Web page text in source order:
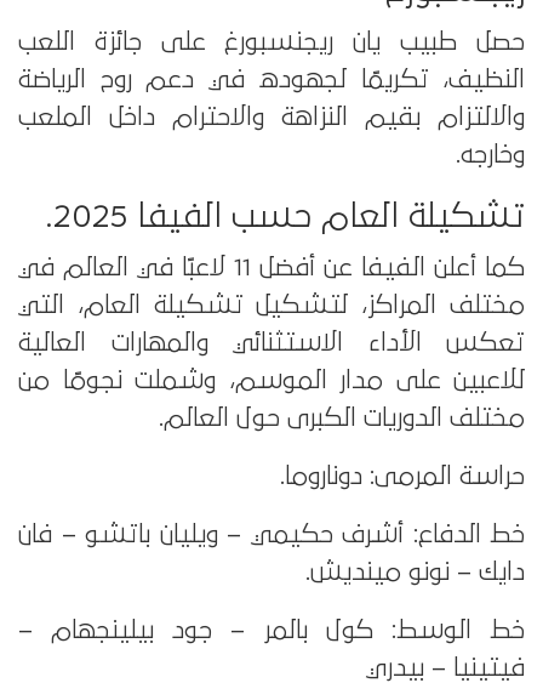
حصل طبيب يان ريجنسبورغ على جائزة اللعب
النظيف، تكريمًا لجهوده في دعم روح الرياضة
والالتزام بقيم النزاهة والاحترام داخل الملعب
وخارجه.
تشكيلة العام حسب الفيفا 2025.
كما أعلن الفيفا عن أفضل 11 لاعبًا في العالم في
مختلف المراكز، لتشكيل تشكيلة العام، التي
تعكس الأداء الاستثنائي والمهارات العالية
للاعبين على مدار الموسم، وشملت نجومًا من
مختلف الدوريات الكبرى حول العالم.
حراسة المرمى: دوناروما.
خط الدفاع: أشرف حكيمي – ويليان باتشو – فان
دايك – نونو مينديش.
خط الوسط: كول بالمر – جود بيلينجهام –
فيتينيا – بيدري